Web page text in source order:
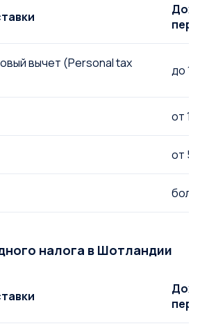
вычет (Personal tax
до
от
от
налога в Шотландии